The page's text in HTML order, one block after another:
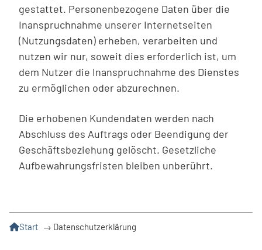
gestattet. Personenbezogene Daten über die
Inanspruchnahme unserer Internetseiten
(Nutzungsdaten) erheben, verarbeiten und
nutzen wir nur, soweit dies erforderlich ist, um
dem Nutzer die Inanspruchnahme des Dienstes
zu ermöglichen oder abzurechnen.
Die erhobenen Kundendaten werden nach
Abschluss des Auftrags oder Beendigung der
Geschäftsbeziehung gelöscht. Gesetzliche
Aufbewahrungsfristen bleiben unberührt.
Start → Datenschutzerklärung